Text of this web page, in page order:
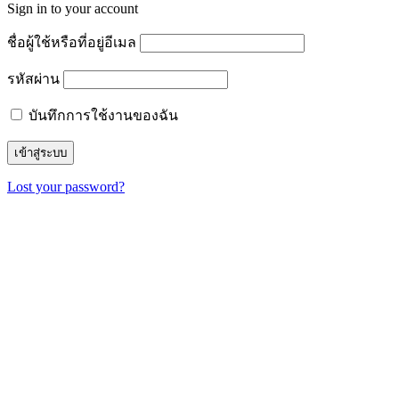
Sign in to your account
ชื่อผู้ใช้หรือที่อยู่อีเมล
รหัสผ่าน
บันทึกการใช้งานของฉัน
Lost your password?